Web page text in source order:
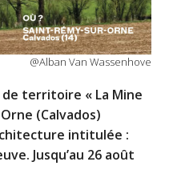
@Alban Van Wassenhove
territoire « La Mine
(Calvados)
intitulée :
Jusqu’au 26 août